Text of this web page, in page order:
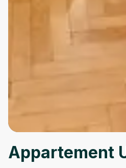
Appartement